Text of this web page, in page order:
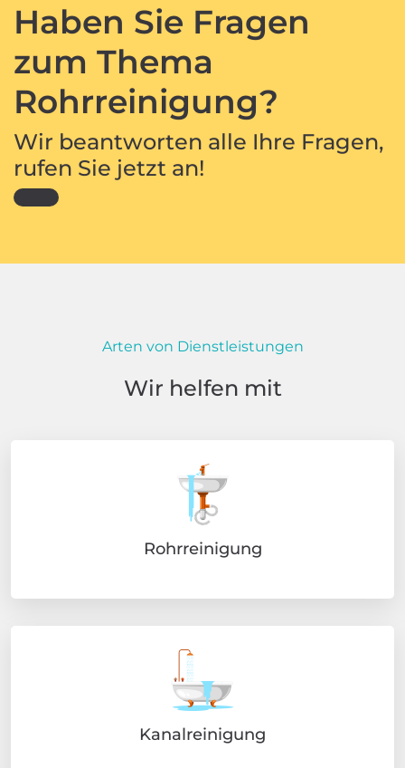
Haben Sie Fragen
zum Thema
Rohrreinigung?
Wir beantworten alle Ihre Fragen,
rufen Sie jetzt an!
Arten von Dienstleistungen
Wir helfen mit
Rohrreinigung
Kanalreinigung